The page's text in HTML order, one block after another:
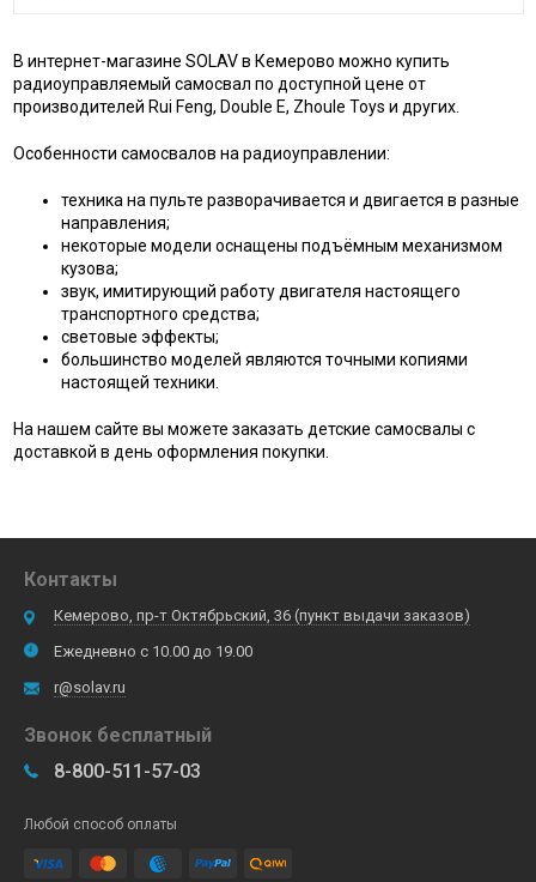
В интернет-магазине SOLAV в Кемерово можно купить
радиоуправляемый самосвал по доступной цене от
производителей Rui Feng, Double E, Zhoule Toys и других.
Особенности самосвалов на радиоуправлении:
техника на пульте разворачивается и двигается в разные
направления;
некоторые модели оснащены подъёмным механизмом
кузова;
звук, имитирующий работу двигателя настоящего
транспортного средства;
световые эффекты;
большинство моделей являются точными копиями
настоящей техники.
На нашем сайте вы можете заказать детские самосвалы с
доставкой в день оформления покупки.
Контакты
Кемерово, пр-т Октябрьский, 36 (пункт выдачи заказов)
Ежедневно с 10.00 до 19.00
r@solav.ru
Звонок бесплатный
8-800-511-57-03
Любой способ оплаты